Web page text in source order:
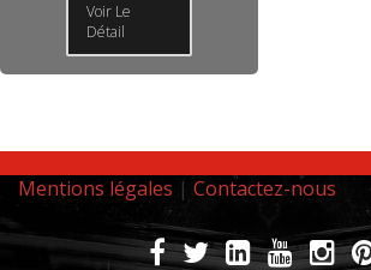
Voir Le
Détail
Mentions légales | Contactez-nous